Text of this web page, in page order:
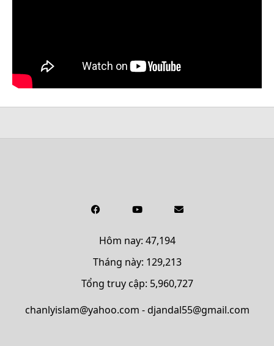
Hôm nay: 47,194
Tháng này: 129,213
Tổng truy cập: 5,960,727
chanlyislam@yahoo.com - djandal55@gmail.com